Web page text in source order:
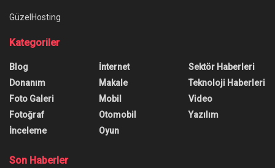
GüzelHosting
Kategoriler
Blog
Donanım
Foto Galeri
Fotoğraf
İnceleme
İnternet
Makale
Mobil
Otomobil
Oyun
Sektör Haberleri
Teknoloji Haberleri
Video
Yazılım
Son Haberler